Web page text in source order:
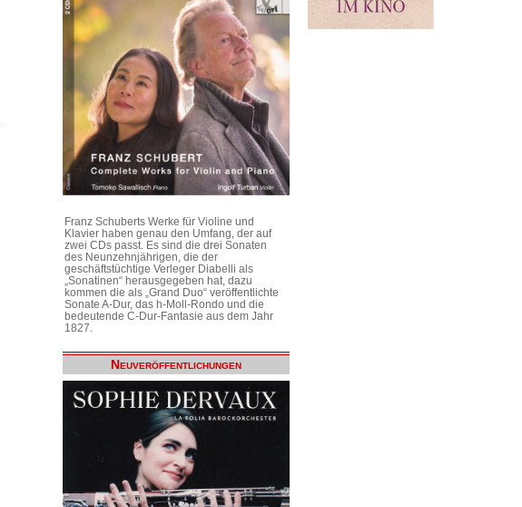
Franz Schuberts Werke für Violine und
Klavier haben genau den Umfang, der auf
zwei CDs passt. Es sind die drei Sonaten
des Neunzehnjährigen, die der
geschäftstüchtige Verleger Diabelli als
„Sonatinen“ herausgegeben hat, dazu
kommen die als „Grand Duo“ veröffentlichte
Sonate A-Dur, das h-Moll-Rondo und die
bedeutende C-Dur-Fantasie aus dem Jahr
1827.
Neuveröffentlichungen